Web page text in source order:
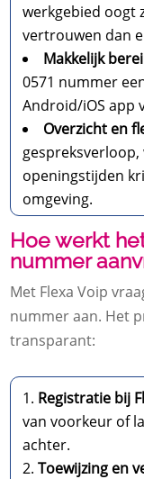
werkgebied oogt
vertrouwen dan
Makkelijk
0571 nummer
Android/iOS app
Overzicht en
openingstijden
omgeving.
Hoe werkt
nummer
Met Flexa Voip
nummer aan. Het
transparant:
Registratie bij
van voorkeur of
achter.
Toewijzing en